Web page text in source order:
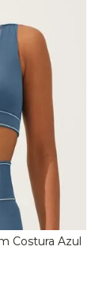
Costura Azul